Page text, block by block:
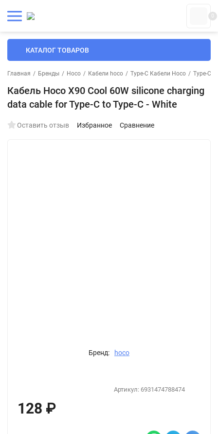
0
КАТАЛОГ ТОВАРОВ
Главная / Бренды / Hoco / Кабели hoco / Type-C Кабели Hoco / Type-C
Кабель Hoco X90 Cool 60W silicone charging
data cable for Type-C to Type-C - White
Оставить отзыв Избранное Сравнение
Бренд: hoco
Артикул: 6931474788474
128 ₽